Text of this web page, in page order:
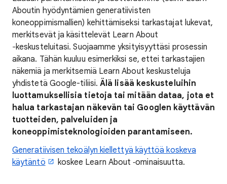
Aboutin hyödyntämien generatiivisten
koneoppimismallien) kehittämiseksi tarkastajat lukevat,
merkitsevät ja käsittelevät Learn About
‐keskusteluitasi. Suojaamme yksityisyyttäsi prosessin
aikana. Tähän kuuluu esimerkiksi se, ettei tarkastajien
näkemiä ja merkitsemiä Learn About keskusteluja
yhdistetä Google-tiliisi.Älä lisää keskusteluihin
luottamuksellisia tietoja tai mitään dataa, jota et
halua tarkastajan näkevän tai Googlen käyttävän
tuotteiden, palveluiden ja
koneoppimisteknologioiden parantamiseen.
Generatiivisen tekoälyn kiellettyä käyttöä koskeva
käytäntö
koskee Learn About ‑ominaisuutta.